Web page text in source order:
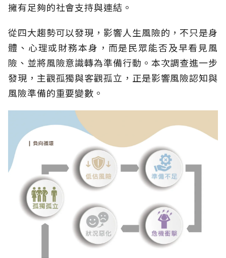
擁有足夠的社會支持與連結。
從四大趨勢可以發現，影響人生風險的，不只是身
體、心理或財務本身，而是民眾能否及早看見風
險、並將風險意識轉為準備行動。本次調查進一步
發現，主觀孤獨與客觀孤立，正是影響風險認知與
風險準備的重要變數。